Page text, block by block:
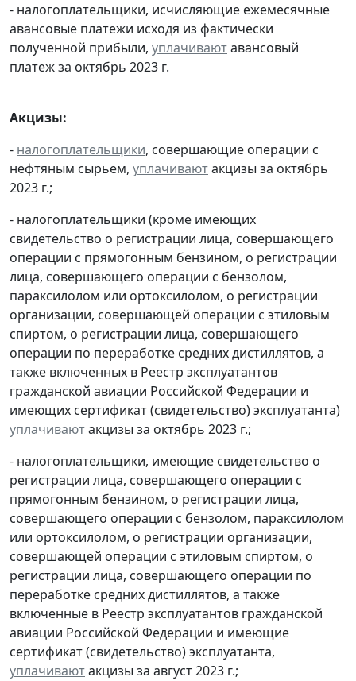
- налогоплательщики, исчисляющие ежемесячные
авансовые платежи исходя из фактически
полученной прибыли, уплачиваютавансовый
платеж за октябрь 2023 г.
Акцизы:
- налогоплательщики, совершающие операции с
нефтяным сырьем, уплачиваютакцизы за октябрь
2023 г.;
- налогоплательщики (кроме имеющих
свидетельство о регистрации лица, совершающего
операции с прямогонным бензином, о регистрации
лица, совершающего операции с бензолом,
параксилолом или ортоксилолом, о регистрации
организации, совершающей операции с этиловым
спиртом, о регистрации лица, совершающего
операции по переработке средних дистиллятов, а
также включенных в Реестр эксплуатантов
гражданской авиации Российской Федерации и
имеющих сертификат (свидетельство) эксплуатанта)
уплачиваютакцизы за октябрь 2023 г.;
- налогоплательщики, имеющие свидетельство о
регистрации лица, совершающего операции с
прямогонным бензином, о регистрации лица,
совершающего операции с бензолом, параксилолом
или ортоксилолом, о регистрации организации,
совершающей операции с этиловым спиртом, о
регистрации лица, совершающего операции по
переработке средних дистиллятов, а также
включенные в Реестр эксплуатантов гражданской
авиации Российской Федерации и имеющие
сертификат (свидетельство) эксплуатанта,
уплачиваютакцизы за август 2023 г.;